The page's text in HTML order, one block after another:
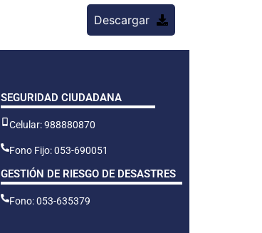
Descargar
SEGURIDAD CIUDADANA
Celular: 988880870
Fono Fijo: 053-690051
GESTIÓN DE RIESGO DE DESASTRES
Fono: 053-635379